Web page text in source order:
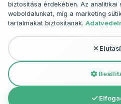
biztosítása érdekében. Az analitikai
weboldalunkat, míg a marketing
tartalmakat biztosítanak.
RÉSZLETEK
További
vasalható